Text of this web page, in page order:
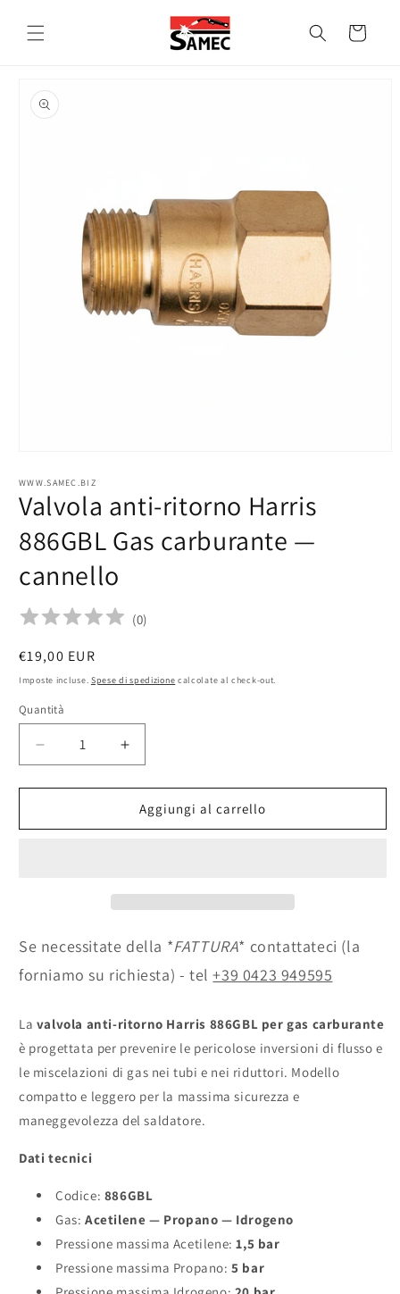
ai contenuti
Carrello
informazioni
sul prodotto
multimediali
1
in
modale
WWW.SAMEC.BIZ
Valvola anti-ritorno Harris
886GBL Gas carburante —
cannello
(0)
Prezzo
di
€19,00 EUR
Imposte incluse. Spese di spedizione calcolate al check-out.
Quantità
Quantità
Diminuisci
quantità
per
anti-
—
cannello
Aumenta
quantità
per
Valvola
anti-
—
cannello
Aggiungi al carrello
Se necessitate della *FATTURA* contattateci (la
forniamo su richiesta) - tel+39 0423 949595
La valvola anti-ritorno Harris 886GBL per gas carburante
è progettata per prevenire le pericolose inversioni di flusso e
le miscelazioni di gas nei tubi e nei riduttori. Modello
compatto e leggero per la massima sicurezza e
maneggevolezza del saldatore.
Dati tecnici
Codice: 886GBL
Gas: Acetilene — Propano — Idrogeno
Pressione massima Acetilene:1,5 bar
Pressione massima Propano:5 bar